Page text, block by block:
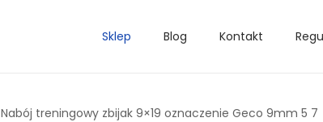
Sklep Blog Kontakt
Nabój treningowy zbijak 9×19 oznaczenie Geco 9mm 5 7